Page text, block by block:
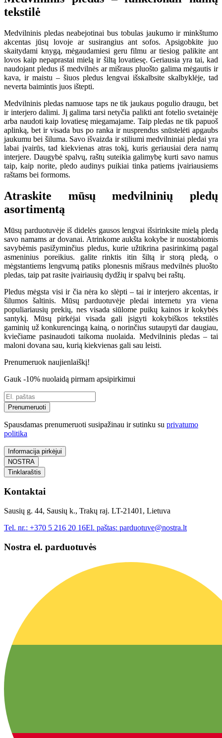
tekstilė
Medvilninis pledas neabejotinai bus tobulas jaukumo ir minkštumo
akcentas jūsų lovoje ar susirangius ant sofos. Apsigobkite juo
skaitydami knygą, mėgaudamiesi geru filmu ar tiesiog palikite ant
lovos kaip nepaprastai mielą ir šiltą lovatiesę. Geriausia yra tai, kad
naudojant pledus iš medvilnės ar mišraus pluošto galima mėgautis ir
kava, ir maistu – šiuos pledus lengvai išskalbsite skalbyklėje, tad
neverta baimintis juos ištepti.
Medvilninis pledas namuose taps ne tik jaukaus pogulio draugu, bet
ir interjero dalimi. Jį galima tarsi netyčia palikti ant fotelio svetainėje
arba naudoti kaip lovatiesę miegamajame. Taip pledas ne tik papuoš
aplinką, bet ir visada bus po ranka ir nusprendus snūstelėti apgaubs
jaukumu bei šiluma. Savo išvaizda ir stiliumi medvilniniai pledai yra
labai įvairūs, tad kiekvienas atras tokį, kuris geriausiai dera namų
interjere. Daugybė spalvų, raštų suteikia galimybę kurti savo namus
taip, kaip norite, pledo audinys puikiai tinka patiems įvairiausiems
raštams bei formoms.
Atraskite mūsų medvilninių pledų
asortimentą
Mūsų parduotuvėje iš didelės gausos lengvai išsirinksite mielą pledą
savo namams ar dovanai. Atrinkome aukšta kokybe ir nuostabiomis
savybėmis pasižyminčius pledus, kurie užtikrina pasirinkimą pagal
asmeninius poreikius. galite rinktis itin šiltą ir storą pledą, o
mėgstantiems lengvumą patiks plonesnis mišraus medvilnės pluošto
pledas, taip pat rasite įvairiausių dydžių ir spalvų bei raštų.
Pledus mėgsta visi ir čia nėra ko slėpti – tai ir interjero akcentas, ir
šilumos šaltinis. Mūsų parduotuvėje pledai internetu yra viena
populiariausių prekių, nes visada siūlome puikų kainos ir kokybės
santykį. Mūsų pirkėjai visada gali įsigyti kokybiškos tekstilės
gaminių už konkurencingą kainą, o norinčius sutaupyti dar daugiau,
kviečiame pasinaudoti taikoma nuolaida. Medvilninis pledas – tai
maloni dovana sau, kurią kiekvienas gali sau leisti.
Prenumeruok naujienlaiškį!
Gauk -10% nuolaidą pirmam apsipirkimui
Prenumeruoti
Spausdamas prenumeruoti susipažinau ir sutinku su privatumo
politika
Informacija pirkėjui
NOSTRA
Tinklaraštis
Kontaktai
Sausių g. 44, Sausių k., Trakų raj. LT-21401, Lietuva
Tel. nr.: +370 5 216 20 16El. paštas: parduotuve@nostra.lt
Nostra el. parduotuvės